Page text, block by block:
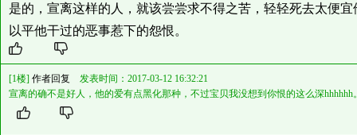
是的，宣离这样的人，就该尝尝求不得之苦，轻轻死去太便
以平他干过的恶事惹下的怨恨。
[1楼] 作者回复 发表时间：2017-03-12 16:32:21
宣离的确不是好人，他的爱有点黑化那种，不过宝贝我没想到你恨的这么深hhhhhh